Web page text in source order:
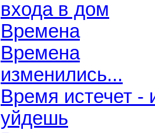
входа в дом
Времена
Времена
изменились...
Время истечет -
уйдешь